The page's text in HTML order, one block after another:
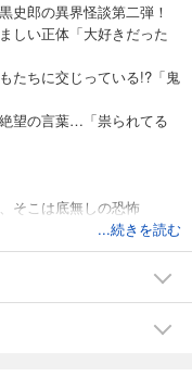
史郎の異界怪談第二弾！
しい正体「大好きだった
たちに交じっている!?「鬼
望の言葉…「祟られてる
そこは底無しの恐怖
...続きを読む